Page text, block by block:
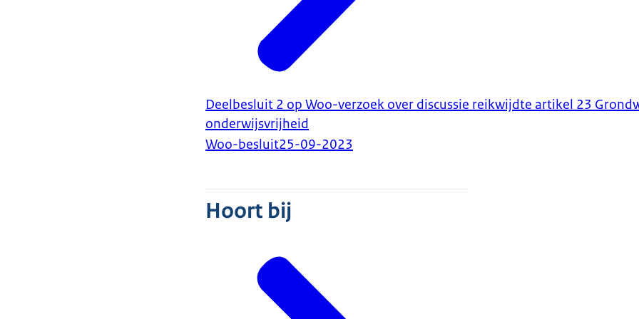
Deelbesluit 2 op Woo-verzoek over discussie reikwijdte artikel 23
onderwijsvrijheid
Woo-besluit25-09-2023
Hoort bij